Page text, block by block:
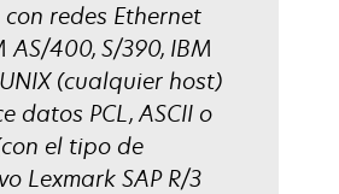
redes Ethernet
AS/400, S/390, IBM
(cualquier host)
datos PCL, ASCII o
el tipo de
Lexmark SAP R/3